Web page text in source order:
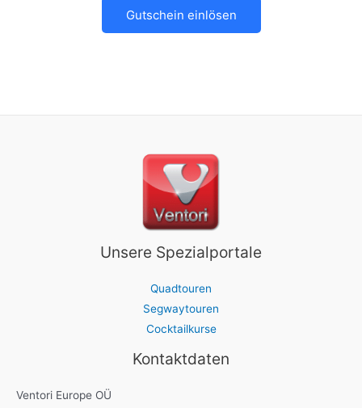
Gutschein einlösen
Unsere Spezialportale
Quadtouren
Segwaytouren
Cocktailkurse
Kontaktdaten
Ventori Europe OÜ